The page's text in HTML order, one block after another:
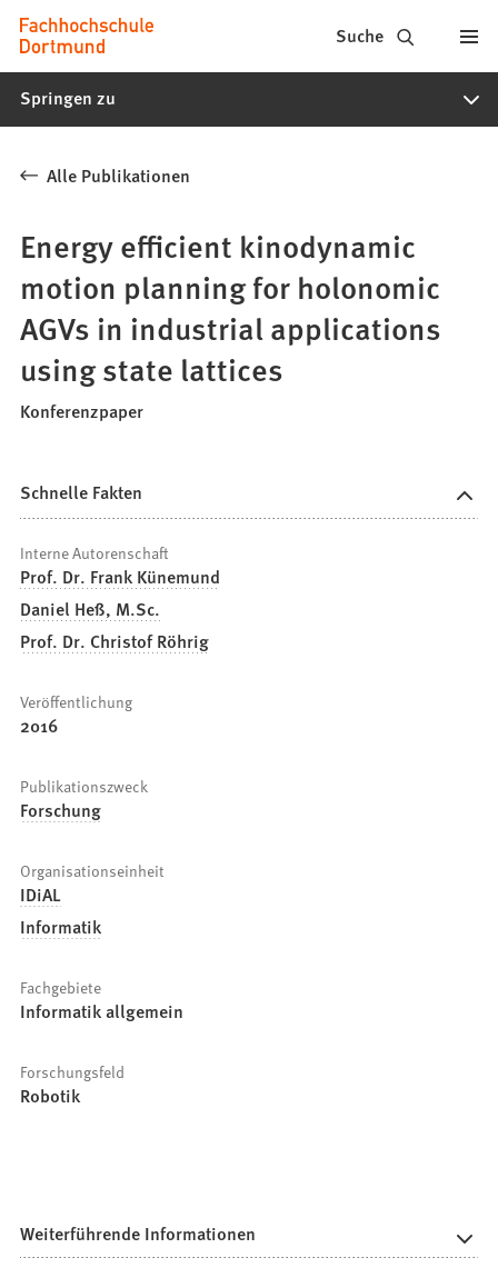
Inhalt anspringen
Fachhochschule
Dortmund
-
Studiengänge,
Bewerbung
Suche
Springen zu
Alle Publikationen
Energy efficient kinodynamic
motion planning for holonomic
AGVs in industrial applications
using state lattices
Konferenzpaper
Schnelle Fakten
Interne Autorenschaft
Prof. Dr. Frank Künemund
Daniel Heß, M.Sc.
Prof. Dr. Christof Röhrig
Veröffentlichung
2016
Publikationszweck
Forschung
Organisationseinheit
IDiAL
Informatik
Fachgebiete
Informatik allgemein
Forschungsfeld
Robotik
Weiterführende Informationen